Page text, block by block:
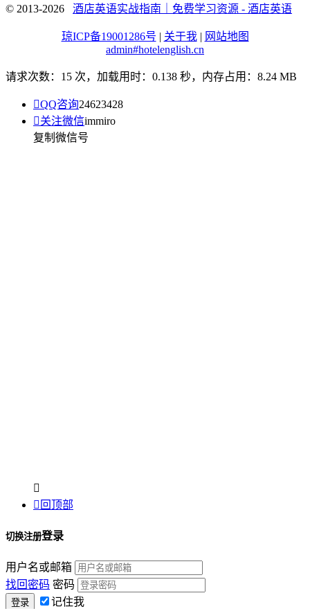
© 2013-2026 酒店英语实战指南｜免费学习资源 - 酒店英语
琼ICP备19001286号 | 关于我 | 网站地图
admin#hotelenglish.cn
请求次数：15 次，加载用时：0.138 秒，内存占用：8.24 MB
QQ咨询24623428
关注微信immiro
复制微信号

 回顶部
切换注册登录
用户名或邮箱
找回密码 密码
记住我